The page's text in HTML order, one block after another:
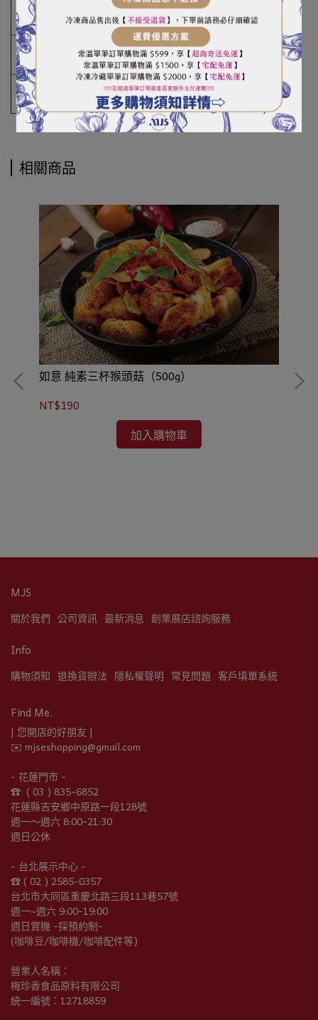
保存
期限
一年
保存
方式
置於冷藏保存
備註
本產品生產製程，其設備或生產管線有處理芒
果、蛋、芝麻及牛奶製品、大豆製品
相關商品
如意 純素三杯猴頭菇（500g）
NT$190
加入購物車
MJS
關於我們 公司資訊 最新消息 創業展店諮詢服務
Info
購物須知 退換貨辦法 隱私權聲明 常見問題 客戶填單系統
Find Me.
| 您開店的好朋友 |
✉️ mjseshopping@gmail.com
- 花蓮門市 -
☎︎  ( 03 ) 835-6852
花蓮縣吉安鄉中原路一段128號
週一～週六 8:00-21:30
週日公休
- 台北展示中心 -
☎︎ ( 02 ) 2585-0357
台北市大同區重慶北路三段113巷57號
週一~週六 9:00-19:00
週日賞機 -採預約制-
(咖啡豆/咖啡機/咖啡配件等)
營業人名稱：
梅珍香食品原料有限公司
統一編號：12718859